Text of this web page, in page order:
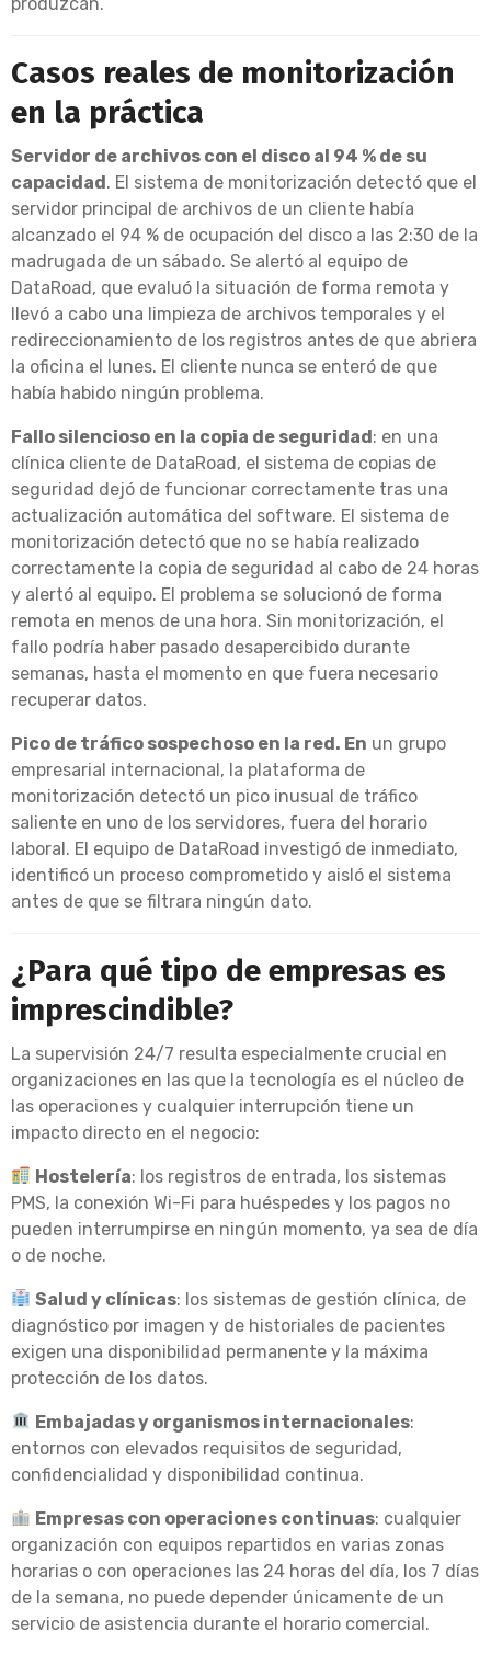
Casos reales de monitorización
en la práctica
Servidor de archivos con el disco al 94 % de su
capacidad. El sistema de monitorización detectó que el
servidor principal de archivos de un cliente había
alcanzado el 94 % de ocupación del disco a las 2:30 de la
madrugada de un sábado. Se alertó al equipo de
DataRoad, que evaluó la situación de forma remota y
llevó a cabo una limpieza de archivos temporales y el
redireccionamiento de los registros antes de que abriera
la oficina el lunes. El cliente nunca se enteró de que
había habido ningún problema.
Fallo silencioso en la copia de seguridad: en una
clínica cliente de DataRoad, el sistema de copias de
seguridad dejó de funcionar correctamente tras una
actualización automática del software. El sistema de
monitorización detectó que no se había realizado
correctamente la copia de seguridad al cabo de 24 horas
y alertó al equipo. El problema se solucionó de forma
remota en menos de una hora. Sin monitorización, el
fallo podría haber pasado desapercibido durante
semanas, hasta el momento en que fuera necesario
recuperar datos.
Pico de tráfico sospechoso en la red. En un grupo
empresarial internacional, la plataforma de
monitorización detectó un pico inusual de tráfico
saliente en uno de los servidores, fuera del horario
laboral. El equipo de DataRoad investigó de inmediato,
identificó un proceso comprometido y aisló el sistema
antes de que se filtrara ningún dato.
¿Para qué tipo de empresas es
imprescindible?
La supervisión 24/7 resulta especialmente crucial en
organizaciones en las que la tecnología es el núcleo de
las operaciones y cualquier interrupción tiene un
impacto directo en el negocio:
Hostelería: los registros de entrada, los sistemas
PMS, la conexión Wi-Fi para huéspedes y los pagos no
pueden interrumpirse en ningún momento, ya sea de día
o de noche.
Salud y clínicas: los sistemas de gestión clínica, de
diagnóstico por imagen y de historiales de pacientes
exigen una disponibilidad permanente y la máxima
protección de los datos.
Embajadas y organismos internacionales:
entornos con elevados requisitos de seguridad,
confidencialidad y disponibilidad continua.
Empresas con operaciones continuas: cualquier
organización con equipos repartidos en varias zonas
horarias o con operaciones las 24 horas del día, los 7 días
de la semana, no puede depender únicamente de un
servicio de asistencia durante el horario comercial.